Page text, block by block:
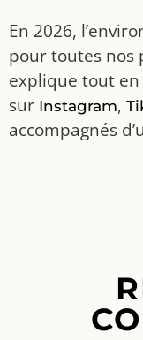
En 2026,
pour toutes nos
explique tout
sur Instagram,
accompagnés